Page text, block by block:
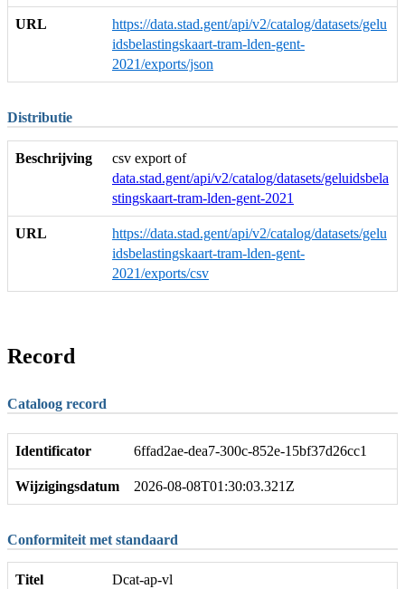
URL
https://data.stad.gent/api/v2/catalog/datasets/gelu
idsbelastingskaart-tram-lden-gent-
2021/exports/json
Distributie
Beschrijving
csv export of
data.stad.gent/api/v2/catalog/datasets/geluidsbela
stingskaart-tram-lden-gent-2021
URL
https://data.stad.gent/api/v2/catalog/datasets/gelu
idsbelastingskaart-tram-lden-gent-
2021/exports/csv
Record
Cataloog record
Identificator 6ffad2ae-dea7-300c-852e-15bf37d26cc1
Wijzigingsdatum 2026-08-08T01:30:03.321Z
Conformiteit met standaard
Titel Dcat-ap-vl